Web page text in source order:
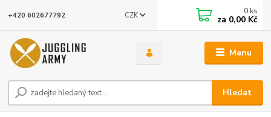
Menu
CZK
Hledat
+420 602677792 0 ks
za 0,00 Kč